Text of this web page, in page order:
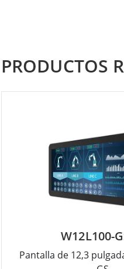
PRODUCTOS
W12L100-
Pantalla de 12,3